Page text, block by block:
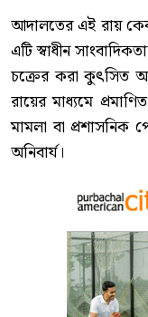
আদালতের এই রায়
এটি স্বাধীন
চক্রের করা কুৎসিত
রায়ের মাধ্যমে
মামলা বা প্রশাসনিক
অনিবার্য।